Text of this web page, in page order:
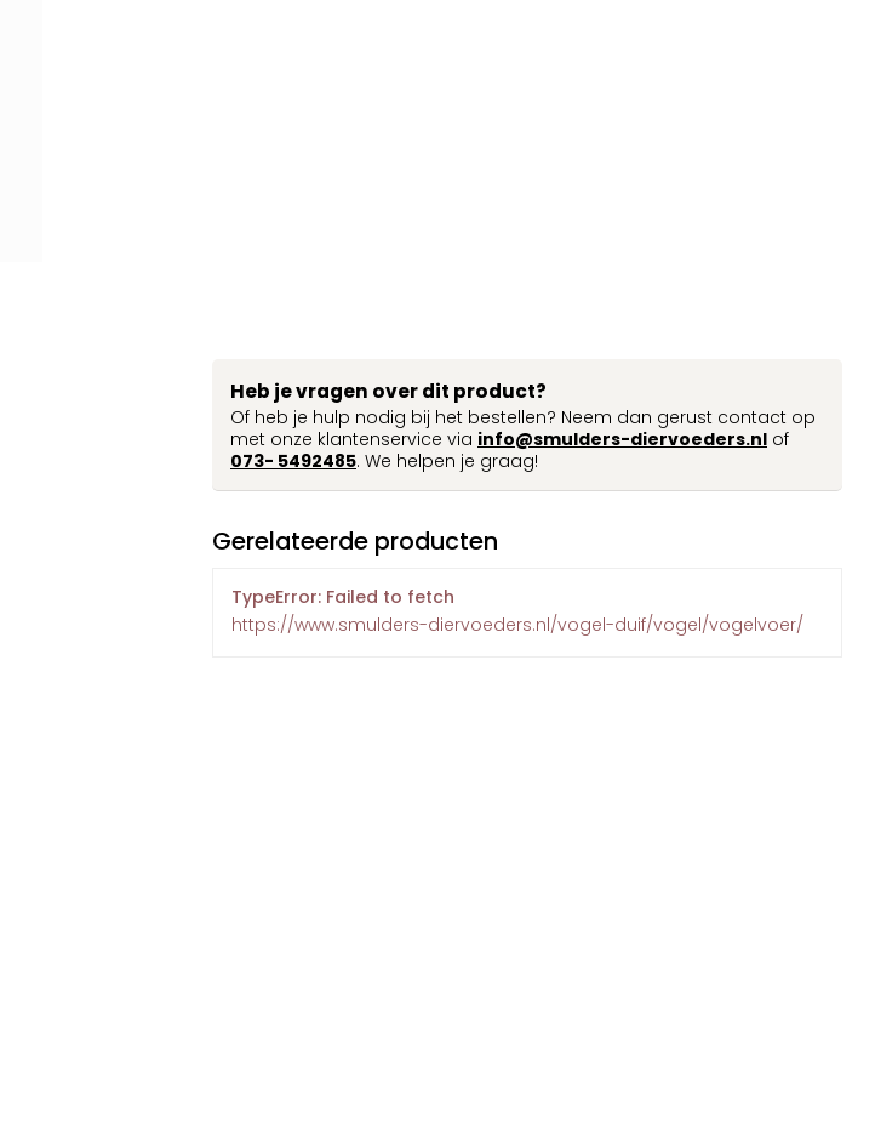
Heb je vragen over dit product?
Of heb je hulp nodig bij het bestellen? Neem dan gerust contact op
met onze klantenservice via info@smulders-diervoeders.nl of
073- 5492485. We helpen je graag!
Gerelateerde producten
TypeError: Failed to fetch
https://www.smulders-diervoeders.nl/vogel-duif/vogel/vogelvoer/